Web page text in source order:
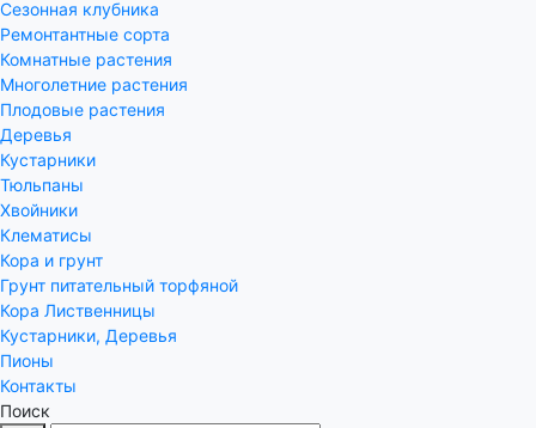
Сезонная клубника
Ремонтантные сорта
Комнатные растения
Многолетние растения
Плодовые растения
Деревья
Кустарники
Тюльпаны
Хвойники
Клематисы
Кора и грунт
Грунт питательный торфяной
Кора Лиственницы
Кустарники, Деревья
Пионы
Контакты
Поиск